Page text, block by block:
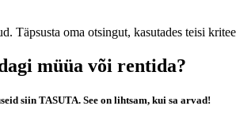
Täpsusta oma otsingut, kasutades teisi
müüa või rentida?
siin TASUTA. See on lihtsam, kui sa arvad!